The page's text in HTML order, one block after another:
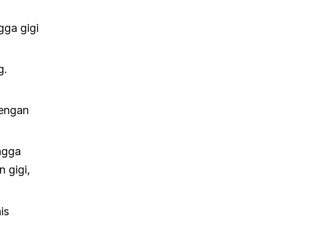
gigi
gigi,